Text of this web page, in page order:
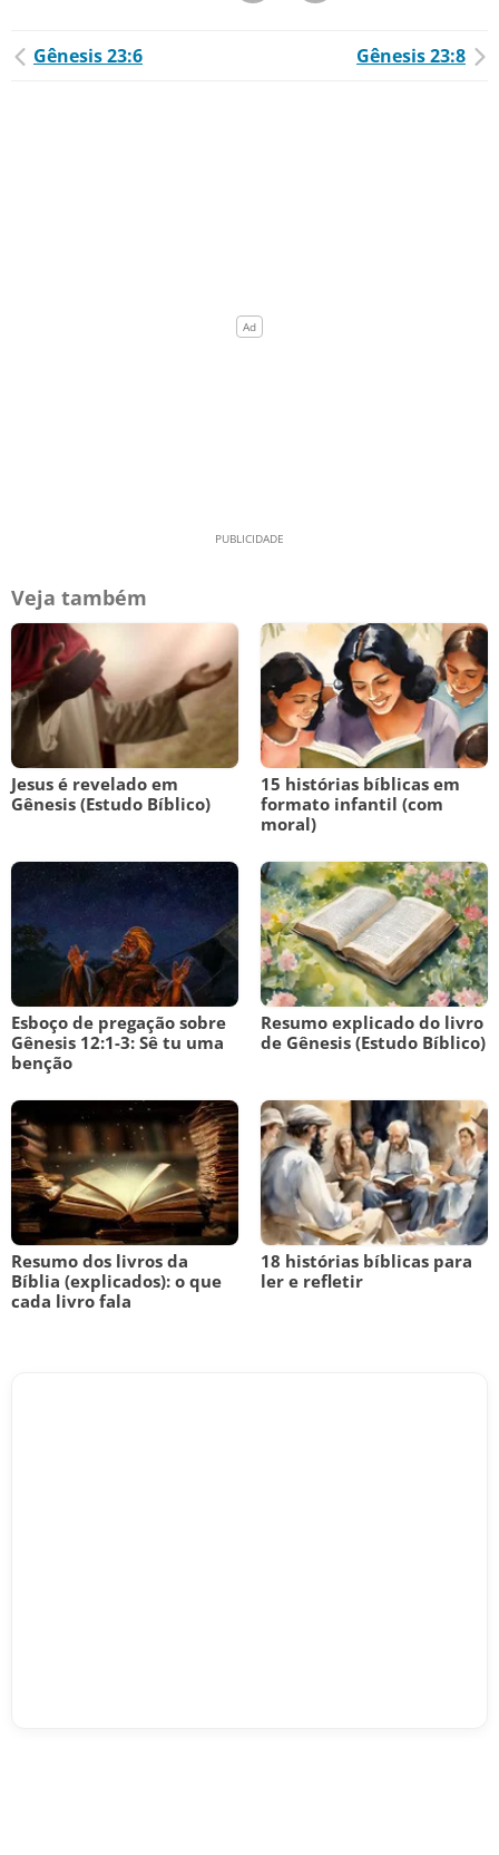
Gênesis 23:6 Gênesis 23:8
Veja também
Jesus é revelado em
Gênesis (Estudo Bíblico)
15 histórias bíblicas em
formato infantil (com
moral)
Esboço de pregação sobre
Gênesis 12:1-3: Sê tu uma
benção
Resumo explicado do livro
de Gênesis (Estudo Bíblico)
Resumo dos livros da
Bíblia (explicados): o que
cada livro fala
18 histórias bíblicas para
ler e refletir